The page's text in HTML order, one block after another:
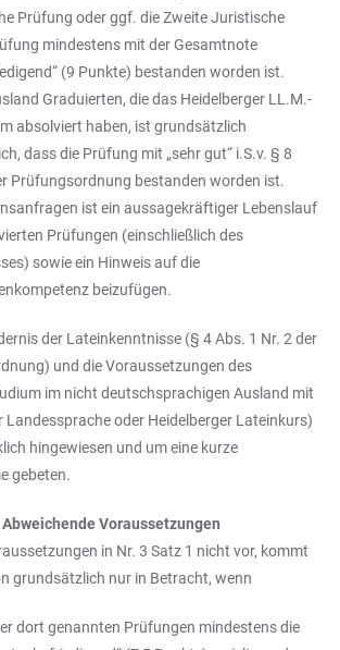
Prüfung oder ggf. die Zweite Juristische
mindestens mit der Gesamtnote
(9 Punkte) bestanden worden ist.
Graduierten, die das Heidelberger LL.M.-
absolviert haben, ist grundsätzlich
dass die Prüfung mit „sehr gut“ i.S.v. § 8
Prüfungsordnung bestanden worden ist.
ist ein aussagekräftiger Lebenslauf
Prüfungen (einschließlich des
sowie ein Hinweis auf die
beizufügen.
der Lateinkenntnisse (§ 4 Abs. 1 Nr. 2 der
und die Voraussetzungen des
im nicht deutschsprachigen Ausland mit
Landessprache oder Heidelberger Lateinkurs)
hingewiesen und um eine kurze
gebeten.
Voraussetzungen
in Nr. 3 Satz 1 nicht vor, kommt
grundsätzlich nur in Betracht, wenn
dort genannten Prüfungen mindestens die